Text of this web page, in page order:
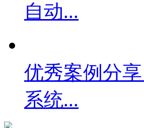
自动...
优秀案例分享
系统...